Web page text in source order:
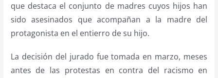
que destaca el conjunto de madres cuyos hijos han
sido asesinados que acompañan a la madre del
protagonista en el entierro de su hijo.
La decisión del jurado fue tomada en marzo, meses
antes de las protestas en contra del racismo en